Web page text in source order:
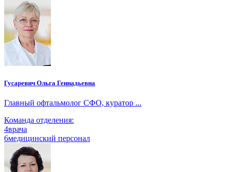
Гусаревич Ольга Геннадьевна
Главный офтальмолог СФО, куратор ...
Команда отделения:
4врача
6медицинский персонал